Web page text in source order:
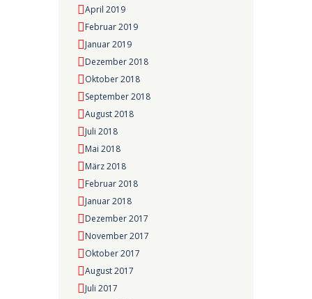
April 2019
Februar 2019
Januar 2019
Dezember 2018
Oktober 2018
September 2018
August 2018
Juli 2018
Mai 2018
März 2018
Februar 2018
Januar 2018
Dezember 2017
November 2017
Oktober 2017
August 2017
Juli 2017